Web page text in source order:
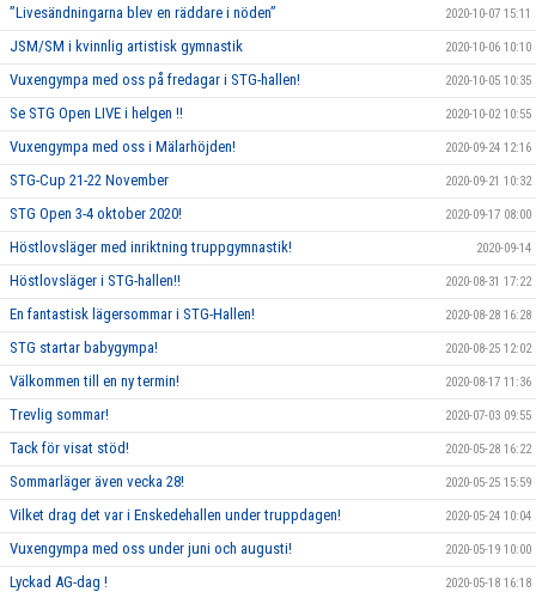
”Livesändningarna blev en räddare i nöden” 2020-10-07 15:11
JSM/SM i kvinnlig artistisk gymnastik 2020-10-06 10:10
Vuxengympa med oss på fredagar i STG-hallen! 2020-10-05 10:35
Se STG Open LIVE i helgen !! 2020-10-02 10:55
Vuxengympa med oss i Mälarhöjden! 2020-09-24 12:16
STG-Cup 21-22 November 2020-09-21 10:32
STG Open 3-4 oktober 2020! 2020-09-17 08:00
Höstlovsläger med inriktning truppgymnastik! 2020-09-14
Höstlovsläger i STG-hallen!! 2020-08-31 17:22
En fantastisk lägersommar i STG-Hallen! 2020-08-28 16:28
STG startar babygympa! 2020-08-25 12:02
Välkommen till en ny termin! 2020-08-17 11:36
Trevlig sommar! 2020-07-03 09:55
Tack för visat stöd! 2020-05-28 16:22
Sommarläger även vecka 28! 2020-05-25 15:59
Vilket drag det var i Enskedehallen under truppdagen! 2020-05-24 10:04
Vuxengympa med oss under juni och augusti! 2020-05-19 10:00
Lyckad AG-dag ! 2020-05-18 16:18